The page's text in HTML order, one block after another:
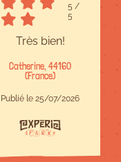
5 /
5
Très bien!
Catherine, 44160
(France)
Publié le 25/07/2026